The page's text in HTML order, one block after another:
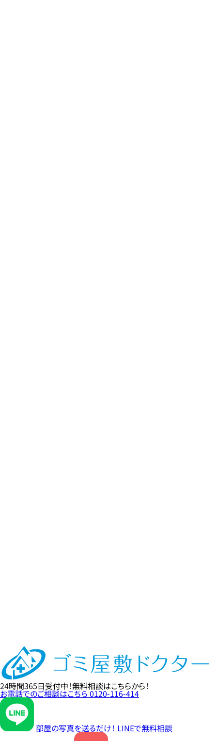
24時間365日受付中！無料相談はこちらから！
お電話でのご相談はこちら 0120-116-414
部屋の写真を送るだけ！ LINEで無料相談